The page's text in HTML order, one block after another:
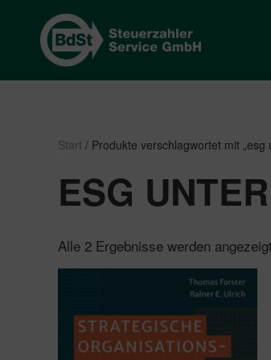
Start / Produkte verschlagwortet mit „esg
ESG
Alle 2 Ergebnisse werden angezeigt